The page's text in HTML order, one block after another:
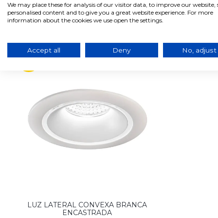
Produtos relacionados com este produto
-18%
LUZ LATERAL CONVEXA BRANCA
ENCASTRADA
We may place these for analysis of our visitor data, to improve our website,
personalised content and to give you a great website experience. For more
information about the cookies we use open the settings.
Accept all Deny No, adjust